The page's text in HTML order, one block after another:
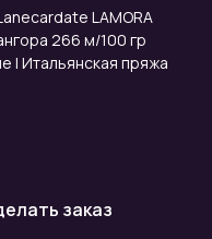
LAMORA
266 м/100 гр
| Итальянская пряжа
заказ